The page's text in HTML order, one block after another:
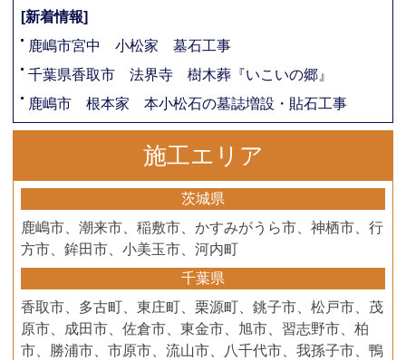
[新着情報]
鹿嶋市宮中 小松家 墓石工事
千葉県香取市 法界寺 樹木葬『いこいの郷』
鹿嶋市 根本家 本小松石の墓誌増設・貼石工事
施工エリア
茨城県
鹿嶋市、潮来市、稲敷市、かすみがうら市、神栖市、行
方市、鉾田市、小美玉市、河内町
千葉県
香取市、多古町、東庄町、栗源町、銚子市、松戸市、茂
原市、成田市、佐倉市、東金市、旭市、習志野市、柏
市、勝浦市、市原市、流山市、八千代市、我孫子市、鴨